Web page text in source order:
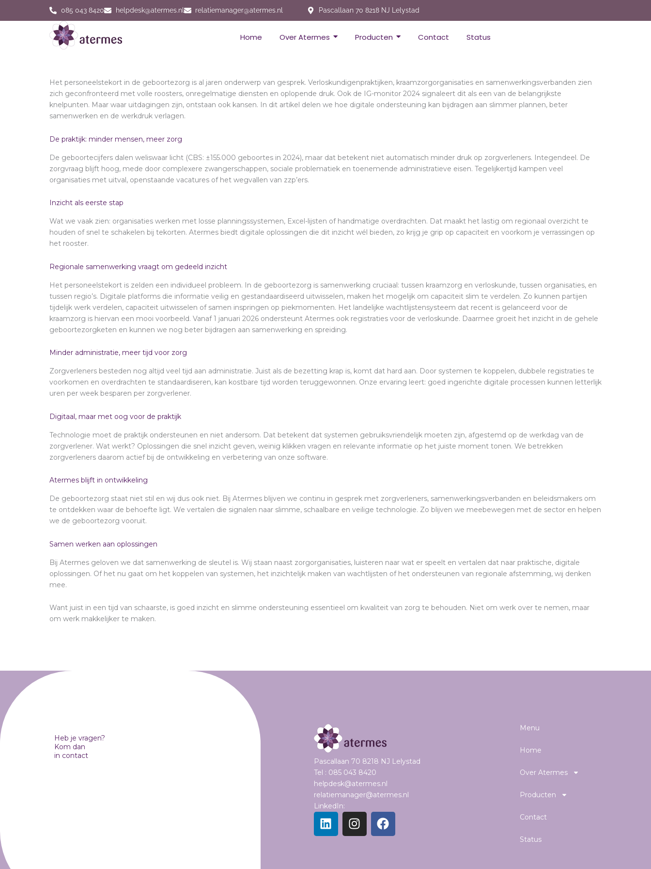
085 043 8420 helpdesk@atermes.nl relatiemanager@atermes.nl Pascallaan 70 8218 NJ Lelystad
Home Over Atermes Producten Contact Status
Het personeelstekort in de geboortezorg is al jaren onderwerp van gesprek. Verloskundigenpraktijken, kraamzorgorganisaties en samenwerkingsverbanden zien
zich geconfronteerd met volle roosters, onregelmatige diensten en oplopende druk. Ook de IG-monitor 2024 signaleert dit als een van de belangrijkste
knelpunten. Maar waar uitdagingen zijn, ontstaan ook kansen. In dit artikel delen we hoe digitale ondersteuning kan bijdragen aan slimmer plannen, beter
samenwerken en de werkdruk verlagen.
De praktijk: minder mensen, meer zorg
De geboortecijfers dalen weliswaar licht (CBS: ±155.000 geboortes in 2024), maar dat betekent niet automatisch minder druk op zorgverleners. Integendeel. De
zorgvraag blijft hoog, mede door complexere zwangerschappen, sociale problematiek en toenemende administratieve eisen. Tegelijkertijd kampen veel
organisaties met uitval, openstaande vacatures of het wegvallen van zzp’ers.
Inzicht als eerste stap
Wat we vaak zien: organisaties werken met losse planningssystemen, Excel-lijsten of handmatige overdrachten. Dat maakt het lastig om regionaal overzicht te
houden of snel te schakelen bij tekorten. Atermes biedt digitale oplossingen die dit inzicht wél bieden, zo krijg je grip op capaciteit en voorkom je verrassingen op
het rooster.
Regionale samenwerking vraagt om gedeeld inzicht
Het personeelstekort is zelden een individueel probleem. In de geboortezorg is samenwerking cruciaal: tussen kraamzorg en verloskunde, tussen organisaties, en
tussen regio’s. Digitale platforms die informatie veilig en gestandaardiseerd uitwisselen, maken het mogelijk om capaciteit slim te verdelen. Zo kunnen partijen
tijdelijk werk verdelen, capaciteit uitwisselen of samen inspringen op piekmomenten. Het landelijke wachtlijstensysteem dat recent is gelanceerd voor de
kraamzorg is hiervan een mooi voorbeeld. Vanaf 1 januari 2026 ondersteunt Atermes ook registraties voor de verloskunde. Daarmee groeit het inzicht in de gehele
geboortezorgketen en kunnen we nog beter bijdragen aan samenwerking en spreiding.
Minder administratie, meer tijd voor zorg
Zorgverleners besteden nog altijd veel tijd aan administratie. Juist als de bezetting krap is, komt dat hard aan. Door systemen te koppelen, dubbele registraties te
voorkomen en overdrachten te standaardiseren, kan kostbare tijd worden teruggewonnen. Onze ervaring leert: goed ingerichte digitale processen kunnen letterlijk
uren per week besparen per zorgverlener.
Digitaal, maar met oog voor de praktijk
Technologie moet de praktijk ondersteunen en niet andersom. Dat betekent dat systemen gebruiksvriendelijk moeten zijn, afgestemd op de werkdag van de
zorgverlener. Wat werkt? Oplossingen die snel inzicht geven, weinig klikken vragen en relevante informatie op het juiste moment tonen. We betrekken
zorgverleners daarom actief bij de ontwikkeling en verbetering van onze software.
Atermes blijft in ontwikkeling
De geboortezorg staat niet stil en wij dus ook niet. Bij Atermes blijven we continu in gesprek met zorgverleners, samenwerkingsverbanden en beleidsmakers om
te ontdekken waar de behoefte ligt. We vertalen die signalen naar slimme, schaalbare en veilige technologie. Zo blijven we meebewegen met de sector en helpen
we de geboortezorg vooruit.
Samen werken aan oplossingen
Bij Atermes geloven we dat samenwerking de sleutel is. Wij staan naast zorgorganisaties, luisteren naar wat er speelt en vertalen dat naar praktische, digitale
oplossingen. Of het nu gaat om het koppelen van systemen, het inzichtelijk maken van wachtlijsten of het ondersteunen van regionale afstemming, wij denken
mee.
Want juist in een tijd van schaarste, is goed inzicht en slimme ondersteuning essentieel om kwaliteit van zorg te behouden. Niet om werk over te nemen, maar
om werk makkelijker te maken.
Heb je vragen?
Kom dan
in contact
Pascallaan 70 8218 NJ Lelystad
Tel : 085 043 8420
helpdesk@atermes.nl
relatiemanager@atermes.nl
LinkedIn:
L
i
I
n
F
a
Menu
Home
Over Atermes
Producten
Contact
Status